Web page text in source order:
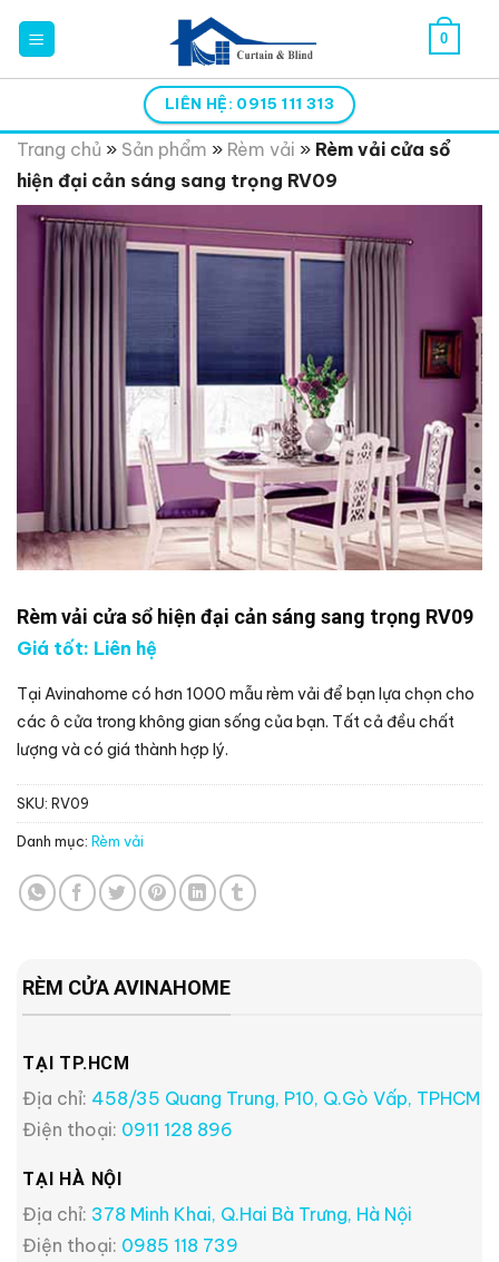
content
0
LIÊN HỆ: 0915 111 313
Trang chủ » Sản phẩm » Rèm vải » Rèm vải cửa sổ
hiện đại cản sáng sang trọng RV09
Rèm vải cửa sổ hiện đại cản sáng sang trọng RV09
Giá tốt: Liên hệ
Tại Avinahome có hơn 1000 mẫu rèm vải để bạn lựa chọn cho
các ô cửa trong không gian sống của bạn. Tất cả đều chất
lượng và có giá thành hợp lý.
SKU: RV09
Danh mục: Rèm vải
RÈM CỬA AVINAHOME
TẠI TP.HCM
Địa chỉ: 458/35 Quang Trung, P10, Q.Gò Vấp, TPHCM
Điện thoại: 0911 128 896
TẠI HÀ NỘI
Địa chỉ: 378 Minh Khai, Q.Hai Bà Trưng, Hà Nội
Điện thoại: 0985 118 739